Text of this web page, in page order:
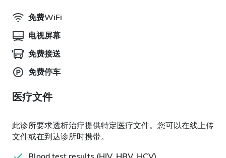
免费WiFi
电视屏幕
免费接送
免费停车
医疗文件
此诊所要求透析治疗提供特定医疗文件。您可以在线上传
文件或在到达诊所时携带。